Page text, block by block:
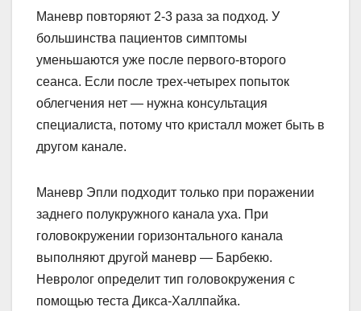
Маневр повторяют 2-3 раза за подход. У
большинства пациентов симптомы
уменьшаются уже после первого-второго
сеанса. Если после трех-четырех попыток
облегчения нет — нужна консультация
специалиста, потому что кристалл может быть в
другом канале.
Маневр Эпли подходит только при поражении
заднего полукружного канала уха. При
головокружении горизонтального канала
выполняют другой маневр — Барбекю.
Невролог определит тип головокружения с
помощью теста Дикса-Халлпайка.